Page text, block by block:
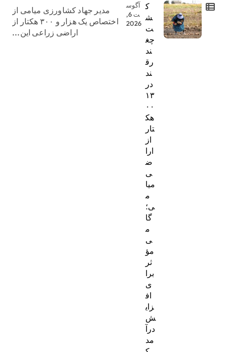
ک
ش
ت
چغ
ند
رق
ند
در
۱۳
۰۰
هک
تار
از
ارا
ض
ی
میا
م
ی؛
گا
م
ی
مؤ
ثر
برا
ی
اف
زای
ش
درآ
مد
آگوس
ت 6,
2026
مدیر جهاد کشاورزی میامی از
اختصاص یک هزار و ۳۰۰ هکتار از
اراضی زراعی این...